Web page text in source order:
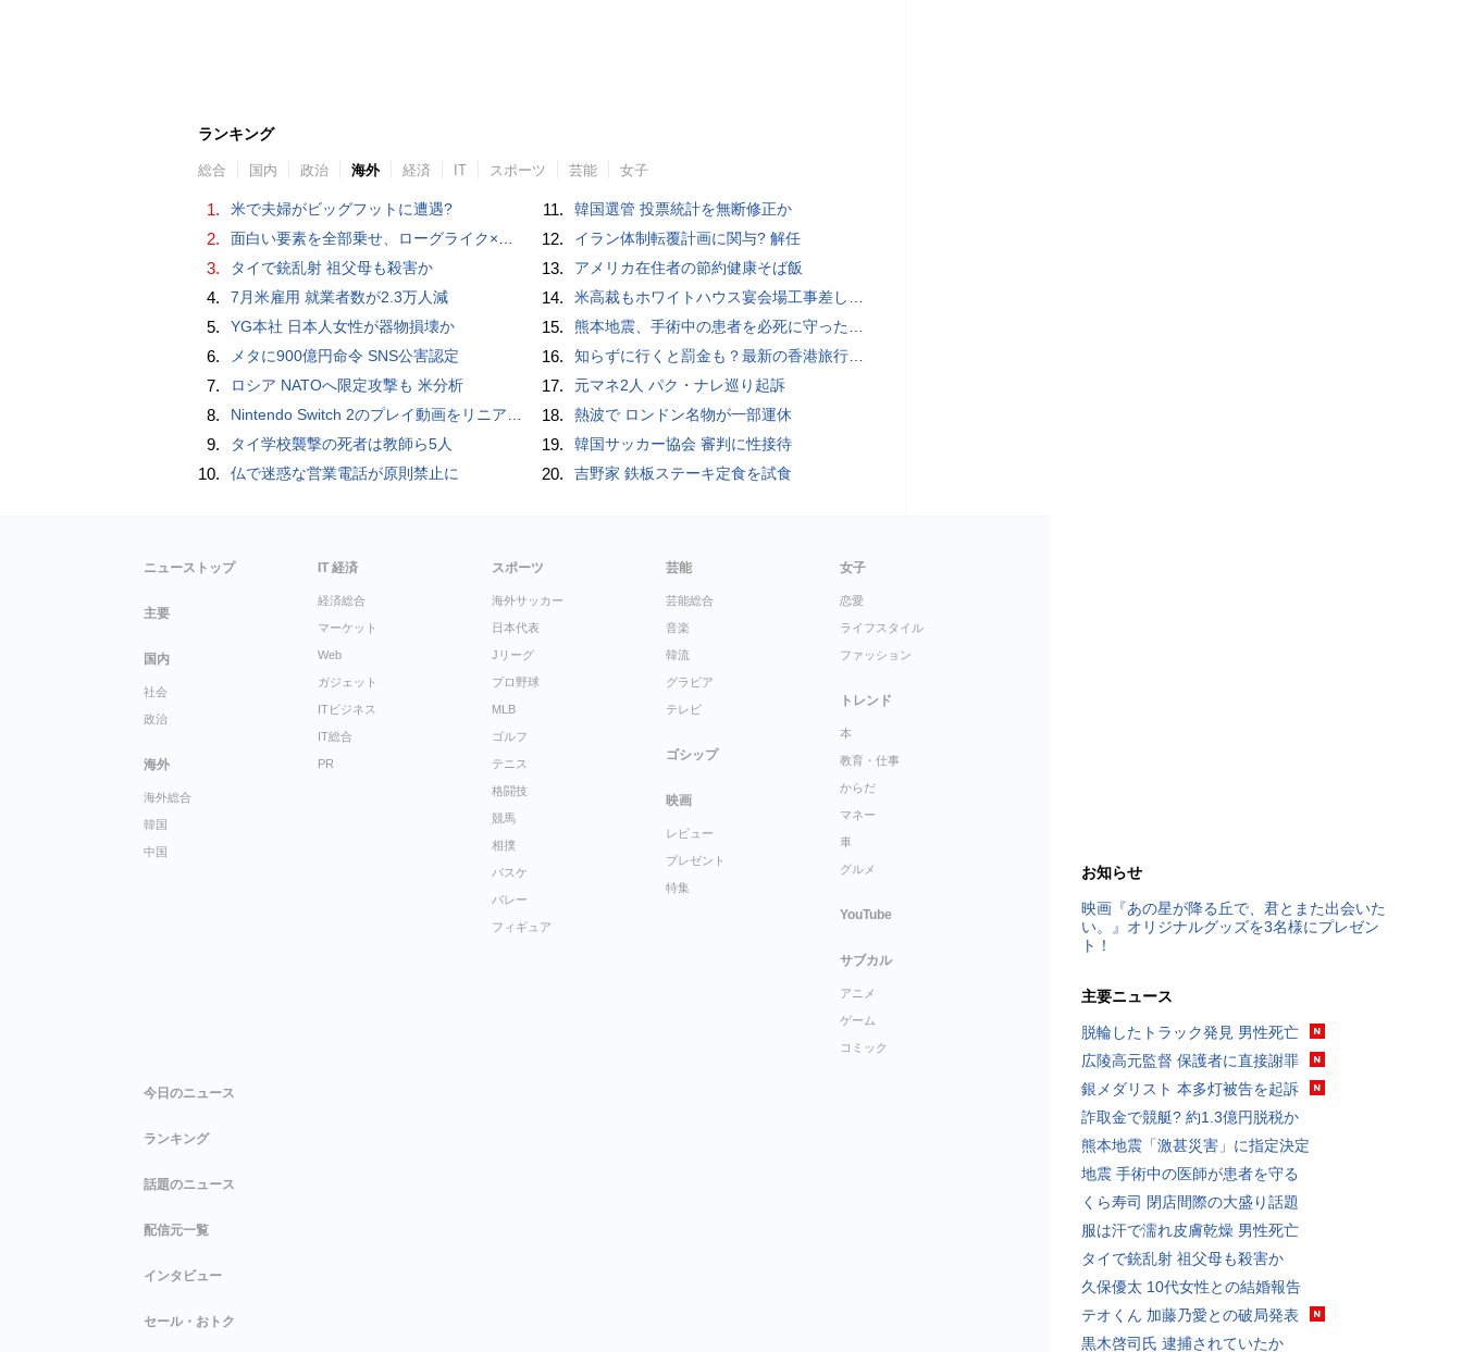
ランキング
総合 国内 政治 海外 経済 IT スポーツ 芸能 女子
1. 米で夫婦がビッグフットに遭遇?
2. 面白い要素を全部乗せ、ローグライク×デッキ構築×パーティ制RPGの「Chrono Ark」を遊んでみた
3. タイで銃乱射 祖父母も殺害か
4. 7月米雇用 就業者数が2.3万人減
5. YG本社 日本人女性が器物損壊か
6. メタに900億円命令 SNS公害認定
7. ロシア NATOへ限定攻撃も 米分析
8. Nintendo Switch 2のプレイ動画をリニアPCMサラウンドで録画する方法、Blackmagic Designのキャプチャーボード「UltraStudio Express Recorder 3G」を使ってみた
9. タイ学校襲撃の死者は教師ら5人
10. 仏で迷惑な営業電話が原則禁止に
11. 韓国選管 投票統計を無断修正か
12. イラン体制転覆計画に関与? 解任
13. アメリカ在住者の節約健康そば飯
14. 米高裁もホワイトハウス宴会場工事差し止め
15. 熊本地震、手術中の患者を必死に守った医師らに中国ネット「泣ける」「職責を全うした」
16. 知らずに行くと罰金も？最新の香港旅行で「絶対にやってはいけない」20のルール
17. 元マネ2人 パク・ナレ巡り起訴
18. 熱波で ロンドン名物が一部運休
19. 韓国サッカー協会 審判に性接待
20. 吉野家 鉄板ステーキ定食を試食
お知らせ
映画『あの星が降る丘で、君とまた出会いた
い。』オリジナルグッズを3名様にプレゼン
ト！
主要ニュース
脱輪したトラック発見 男性死亡
広陵高元監督 保護者に直接謝罪
銀メダリスト 本多灯被告を起訴
詐取金で競艇? 約1.3億円脱税か
熊本地震「激甚災害」に指定決定
地震 手術中の医師が患者を守る
くら寿司 閉店間際の大盛り話題
服は汗で濡れ皮膚乾燥 男性死亡
タイで銃乱射 祖父母も殺害か
久保優太 10代女性との結婚報告
テオくん 加藤乃愛との破局発表
黒木啓司氏 逮捕されていたか
ニューストップ
主要
国内
社会
政治
海外
海外総合
韓国
中国
IT 経済
経済総合
マーケット
Web
ガジェット
ITビジネス
IT総合
PR
スポーツ
海外サッカー
日本代表
Jリーグ
プロ野球
MLB
ゴルフ
テニス
格闘技
競馬
相撲
バスケ
バレー
フィギュア
芸能
芸能総合
音楽
韓流
グラビア
テレビ
ゴシップ
映画
レビュー
プレゼント
特集
女子
恋愛
ライフスタイル
ファッション
トレンド
本
教育・仕事
からだ
マネー
車
グルメ
YouTube
サブカル
アニメ
ゲーム
コミック
今日のニュース
ランキング
話題のニュース
配信元一覧
インタビュー
セール・おトク